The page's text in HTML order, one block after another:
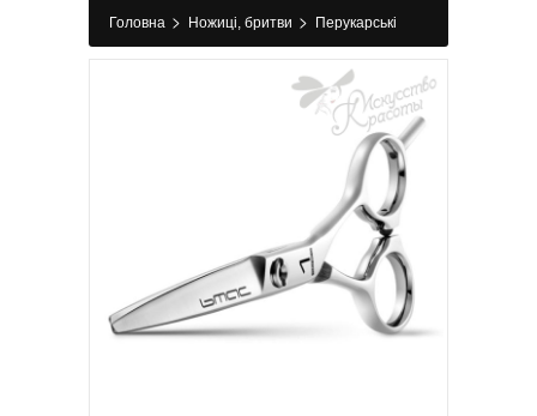
Головна > Ножиці, бритви > Перукарські
ножиці>Класичні ножиці>Перукарські
ножиці 1 Series LOVE 7.00" BMAC Niigata Japan